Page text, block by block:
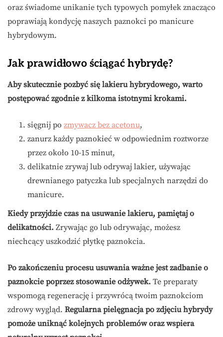
oraz świadome unikanie tych typowych pomyłek znacząco
poprawiają kondycję naszych paznokci po manicure
hybrydowym.
Jak prawidłowo ściągać hybrydę?
Aby skutecznie pozbyć się lakieru hybrydowego, warto
postępować zgodnie z kilkoma istotnymi krokami.
sięgnij po zmywacz bez acetonu,
zanurz każdy paznokieć w odpowiednim roztworze
przez około 10-15 minut,
delikatnie zrywaj lub odrywaj lakier, używając
drewnianego patyczka lub specjalnych narzędzi do
manicure.
Kiedy przyjdzie czas na usuwanie lakieru, pamiętaj o
delikatności. Zrywając go lub odrywając, możesz
niechcący uszkodzić płytkę paznokcia.
Po zakończeniu procesu usuwania ważne jest zadbanie o
paznokcie poprzez stosowanie odżywek. Te preparaty
wspomogą regenerację i przywrócą twoim paznokciom
zdrowy wygląd. Regularna pielęgnacja po zdjęciu hybrydy
pomoże uniknąć kolejnych problemów oraz wspiera